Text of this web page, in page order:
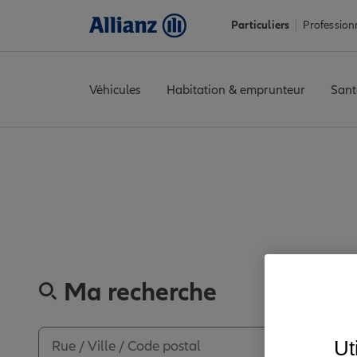
Particuliers
Véhicules Habitation & emprunteur
Ma recherche